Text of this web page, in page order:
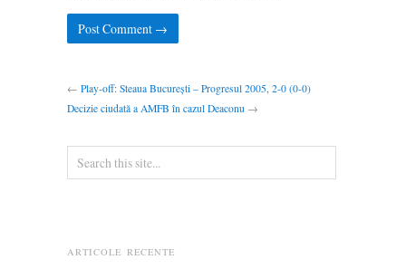
← Play-off: Steaua București – Progresul 2005, 2-0 (0-0)
Decizie ciudată a AMFB în cazul Deaconu →
ARTICOLE RECENTE